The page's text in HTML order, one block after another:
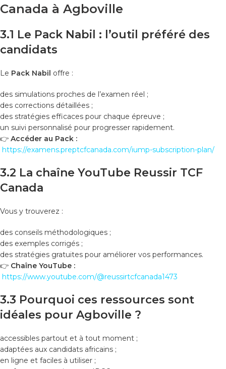
Canada à Agboville
3.1 Le Pack Nabil : l’outil préféré des
candidats
Le Pack Nabil offre :
des simulations proches de l’examen réel ;
des corrections détaillées ;
des stratégies efficaces pour chaque épreuve ;
un suivi personnalisé pour progresser rapidement.
👉 Accéder au Pack :
https://examens.preptcfcanada.com/iump-subscription-plan/
3.2 La chaîne YouTube Reussir TCF
Canada
Vous y trouverez :
des conseils méthodologiques ;
des exemples corrigés ;
des stratégies gratuites pour améliorer vos performances.
👉 Chaîne YouTube :
https://www.youtube.com/@reussirtcfcanada1473
3.3 Pourquoi ces ressources sont
idéales pour Agboville ?
accessibles partout et à tout moment ;
adaptées aux candidats africains ;
en ligne et faciles à utiliser ;